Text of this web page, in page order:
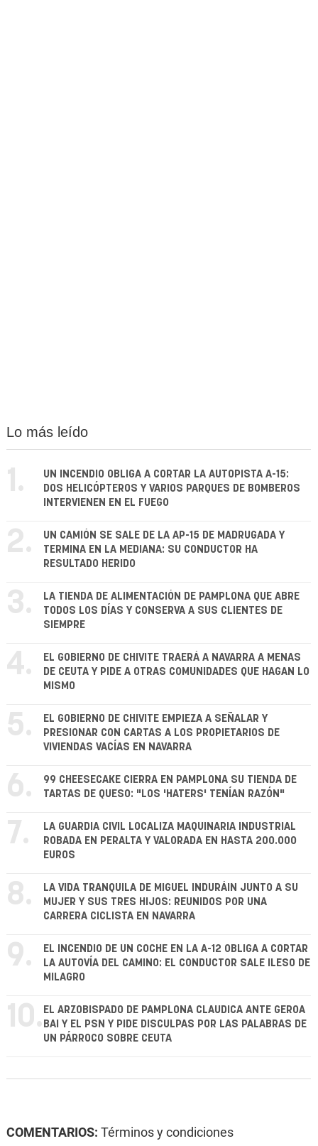
Lo más leído
1.
UN INCENDIO OBLIGA A CORTAR LA AUTOPISTA A-15:
DOS HELICÓPTEROS Y VARIOS PARQUES DE BOMBEROS
INTERVIENEN EN EL FUEGO
2.
UN CAMIÓN SE SALE DE LA AP-15 DE MADRUGADA Y
TERMINA EN LA MEDIANA: SU CONDUCTOR HA
RESULTADO HERIDO
3.
LA TIENDA DE ALIMENTACIÓN DE PAMPLONA QUE ABRE
TODOS LOS DÍAS Y CONSERVA A SUS CLIENTES DE
SIEMPRE
4.
EL GOBIERNO DE CHIVITE TRAERÁ A NAVARRA A MENAS
DE CEUTA Y PIDE A OTRAS COMUNIDADES QUE HAGAN LO
MISMO
5.
EL GOBIERNO DE CHIVITE EMPIEZA A SEÑALAR Y
PRESIONAR CON CARTAS A LOS PROPIETARIOS DE
VIVIENDAS VACÍAS EN NAVARRA
6.
99 CHEESECAKE CIERRA EN PAMPLONA SU TIENDA DE
TARTAS DE QUESO: "LOS 'HATERS' TENÍAN RAZÓN"
7.
LA GUARDIA CIVIL LOCALIZA MAQUINARIA INDUSTRIAL
ROBADA EN PERALTA Y VALORADA EN HASTA 200.000
EUROS
8.
LA VIDA TRANQUILA DE MIGUEL INDURÁIN JUNTO A SU
MUJER Y SUS TRES HIJOS: REUNIDOS POR UNA
CARRERA CICLISTA EN NAVARRA
9.
EL INCENDIO DE UN COCHE EN LA A-12 OBLIGA A CORTAR
LA AUTOVÍA DEL CAMINO: EL CONDUCTOR SALE ILESO DE
MILAGRO
10. EL ARZOBISPADO DE PAMPLONA CLAUDICA ANTE GEROA
BAI Y EL PSN Y PIDE DISCULPAS POR LAS PALABRAS DE
UN PÁRROCO SOBRE CEUTA
COMENTARIOS: Términos y condiciones